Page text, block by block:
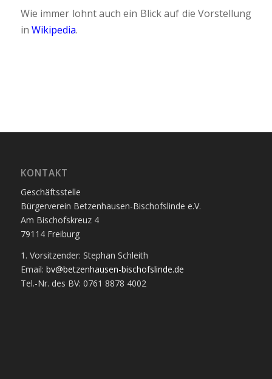
Wie immer lohnt auch ein Blick auf die Vorstellung
in Wikipedia.
KONTAKT
Geschäftsstelle
Bürgerverein Betzenhausen-Bischofslinde e.V.
Am Bischofskreuz 4
79114 Freiburg
1. Vorsitzender: Stephan Schleith
Email: bv@betzenhausen-bischofslinde.de
Tel.-Nr. des BV: 0761 8878 4002